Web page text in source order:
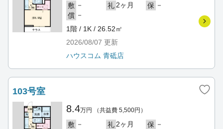
敷 － 礼 2ヶ月 保 －
償 －
1階 / 1K / 26.52㎡
2026/08/07 更新
ハウスコム 青砥店
103号室
8.4万円 （共益費 5,500円）
敷 － 礼 2ヶ月 保 －